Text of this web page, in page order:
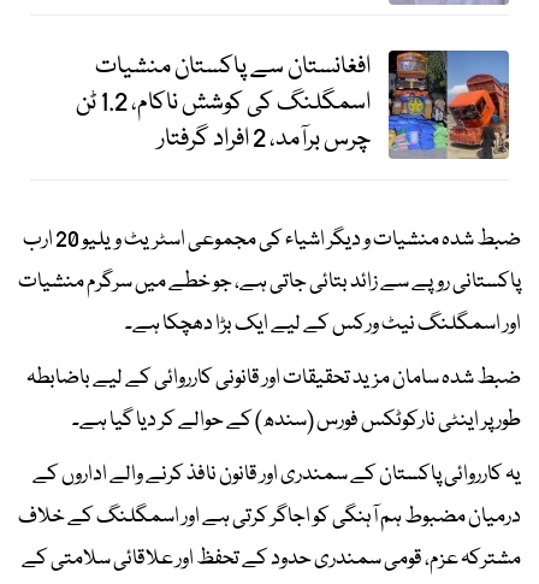
افغانستان سے پاکستان منشیات
اسمگلنگ کی کوشش ناکام، 1.2 ٹن
چرس برآمد، 2 افراد گرفتار
ضبط شدہ منشیات و دیگر اشیاء کی مجموعی اسٹریٹ ویلیو 20 ارب
پاکستانی روپے سے زائد بتائی جاتی ہے، جو خطے میں سرگرم منشیات
اور اسمگلنگ نیٹ ورکس کے لیے ایک بڑا دھچکا ہے۔
ضبط شدہ سامان مزید تحقیقات اور قانونی کارروائی کے لیے باضابطہ
طور پر اینٹی نارکوٹکس فورس (سندھ) کے حوالے کر دیا گیا ہے۔
یہ کارروائی پاکستان کے سمندری اور قانون نافذ کرنے والے اداروں کے
درمیان مضبوط ہم آہنگی کو اجاگر کرتی ہے اور اسمگلنگ کے خلاف
مشترکہ عزم، قومی سمندری حدود کے تحفظ اور علاقائی سلامتی کے